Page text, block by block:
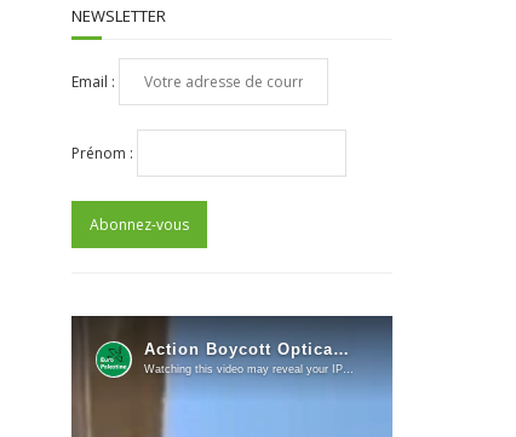
NEWSLETTER
Email :
Prénom :